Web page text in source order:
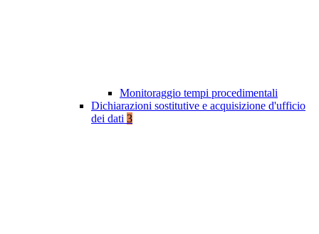
Monitoraggio tempi procedimentali
Dichiarazioni sostitutive e acquisizione d'ufficio
dei dati 3